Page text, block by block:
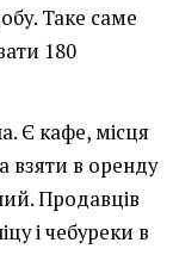
Таке саме
180
Є кафе, місця
взяти в оренду
Продавців
і чебуреки в